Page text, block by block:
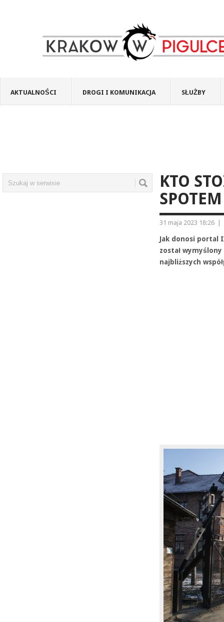
AKTUALNOŚCI DROGI I KOMUNIKACJA SŁUŻBY
KTO
31 maja 2023 18:26
Jak donosi portal
został
najbliższych